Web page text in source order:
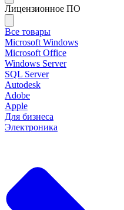
Лицензионное ПО
Все товары
Microsoft Windows
Microsoft Office
Windows Server
SQL Server
Autodesk
Adobe
Apple
Для бизнеса
Электроника